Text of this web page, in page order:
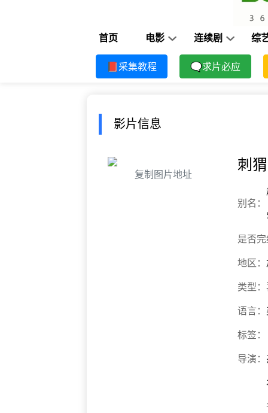
首页 电影 连续剧 综
📕采集教程 🗨求片必应
影片信息
复制图片地址
刺
别名：
是否
地区：
类型：
语言：
标签：
导演：